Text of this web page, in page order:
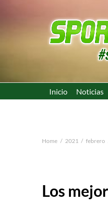
Inicio Noticias
Home 2021 febrero
Los